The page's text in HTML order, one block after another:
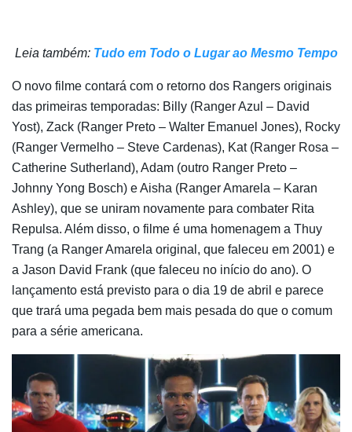
Leia também: Tudo em Todo o Lugar ao Mesmo Tempo
O novo filme contará com o retorno dos Rangers originais
das primeiras temporadas: Billy (Ranger Azul – David
Yost), Zack (Ranger Preto – Walter Emanuel Jones), Rocky
(Ranger Vermelho – Steve Cardenas), Kat (Ranger Rosa –
Catherine Sutherland), Adam (outro Ranger Preto –
Johnny Yong Bosch) e Aisha (Ranger Amarela – Karan
Ashley), que se uniram novamente para combater Rita
Repulsa. Além disso, o filme é uma homenagem a Thuy
Trang (a Ranger Amarela original, que faleceu em 2001) e
a Jason David Frank (que faleceu no início do ano). O
lançamento está previsto para o dia 19 de abril e parece
que trará uma pegada bem mais pesada do que o comum
para a série americana.